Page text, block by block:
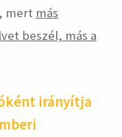
mert más
beszél, más a
irányítja